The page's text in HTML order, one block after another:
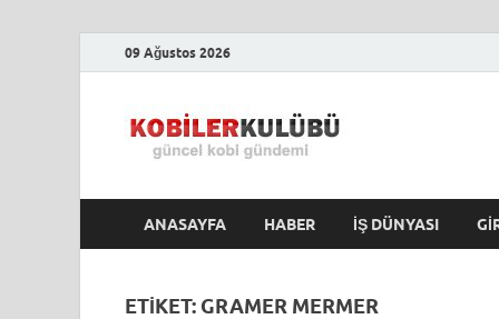
09 Ağustos 2026
ANASAYFA HABER İŞ DÜNYASI
ETIKET: GRAMER MERMER